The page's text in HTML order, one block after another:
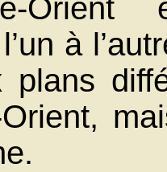
à
plans
Orient,